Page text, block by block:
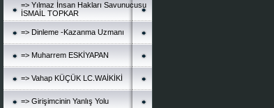
=> Yılmaz İnsan Hakları Savunucusu
İSMAİL TOPKAR
=> Dinleme -Kazanma Uzmanı
=> Muharrem ESKİYAPAN
=> Vahap KÜÇÜK LC.WAİKİKİ
=> Girişimcinin Yanlış Yolu